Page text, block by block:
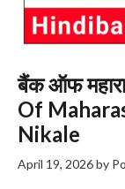
बैंक ऑफ
Of
Nikale
April 19, 2026by